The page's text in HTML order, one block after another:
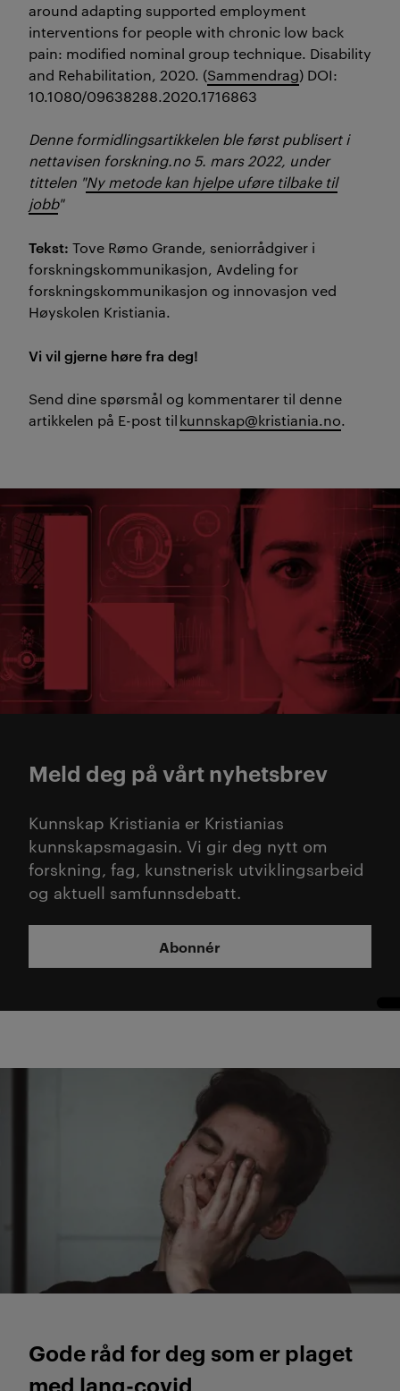
around adapting supported employment
interventions for people with chronic low back
pain: modified nominal group technique. Disability
and Rehabilitation, 2020. (Sammendrag) DOI:
10.1080/09638288.2020.1716863
Denne formidlingsartikkelen ble først publisert i
nettavisen forskning.no 5. mars 2022, under
tittelen "Ny metode kan hjelpe uføre tilbake til
jobb"
Tekst: Tove Rømo Grande, seniorrådgiver i
forskningskommunikasjon, Avdeling for
forskningskommunikasjon og innovasjon ved
Høyskolen Kristiania.
Vi vil gjerne høre fra deg!
Send dine spørsmål og kommentarer til denne
artikkelen på E-post tilkunnskap@kristiania.no.
Meld deg på vårt nyhetsbrev
Kunnskap Kristiania er Kristianias
kunnskapsmagasin. Vi gir deg nytt om
forskning, fag, kunstnerisk utviklingsarbeid
og aktuell samfunnsdebatt.
Abonnér
Gode råd for deg som er plaget
med lang-covid